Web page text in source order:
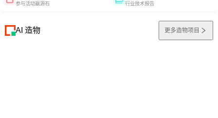
参与活动赢源石 行业技术报告
AI 造物 更多造物项目